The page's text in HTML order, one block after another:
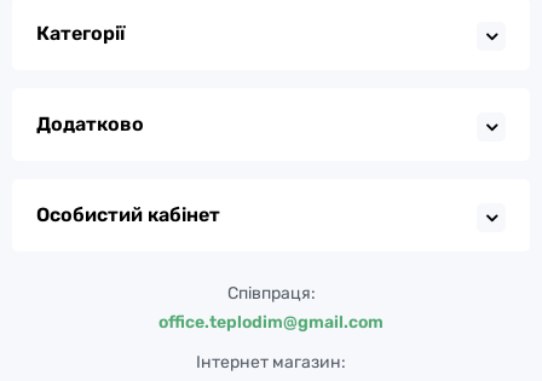
Категорії
Додатково
Особистий кабінет
Співпраця:
office.teplodim@gmail.com
Інтернет магазин: